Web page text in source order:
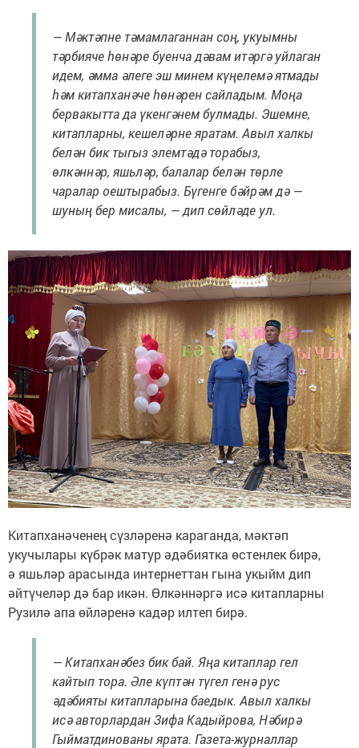
— Мәктәпне тәмамлаганнан соң, укуымны
тәрбияче һөнәре буенча дәвам итәргә уйлаган
идем, әмма әлеге эш минем күңелемә ятмады
һәм китапханәче һөнәрен сайладым. Моңа
бервакытта да үкенгәнем булмады. Эшемне,
китапларны, кешеләрне яратам. Авыл халкы
белән бик тыгыз элемтәдә торабыз,
өлкәннәр, яшьләр, балалар белән төрле
чаралар оештырабыз. Бүгенге бәйрәм дә —
шуның бер мисалы, — дип сөйләде ул.
Китапханәченең сүзләренә караганда, мәктәп
укучылары күбрәк матур әдәбиятка өстенлек бирә,
ә яшьләр арасында интернеттан гына укыйм дип
әйтүчеләр дә бар икән. Өлкәннәргә исә китапларны
Рузилә апа өйләренә кадәр илтеп бирә.
— Китапханәбез бик бай. Яңа китаплар гел
кайтып тора. Әле күптән түгел генә рус
әдәбияты китапларына баедык. Авыл халкы
исә авторлардан Зифа Кадыйрова, Нәбирә
Гыйматдинованы ярата. Газета-журналлар